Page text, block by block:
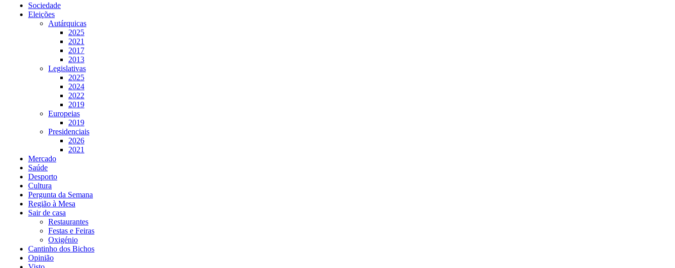
Sociedade
Eleições
Autárquicas
2025
2021
2017
2013
Legislativas
2025
2024
2022
2019
Europeias
2019
Presidenciais
2026
2021
Mercado
Saúde
Desporto
Cultura
Pergunta da Semana
Região à Mesa
Sair de casa
Restaurantes
Festas e Feiras
Oxigénio
Cantinho dos Bichos
Opinião